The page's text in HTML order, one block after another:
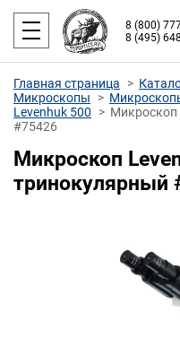
8 (800)
8 (495)
Главная страница
Микроскопы
Levenhuk 500
Микроскоп
#75426
Микроскоп
тринокулярный